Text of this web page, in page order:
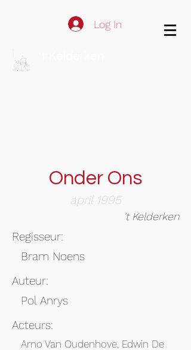
Log In
Onder Ons
april 1995
't Kelderken
Regisseur:
Bram Noens
Auteur:
Pol Anrys
Acteurs:
Arno Van Oudenhove, Edwin De